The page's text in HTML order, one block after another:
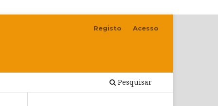
Pesquisar
Registo Acesso